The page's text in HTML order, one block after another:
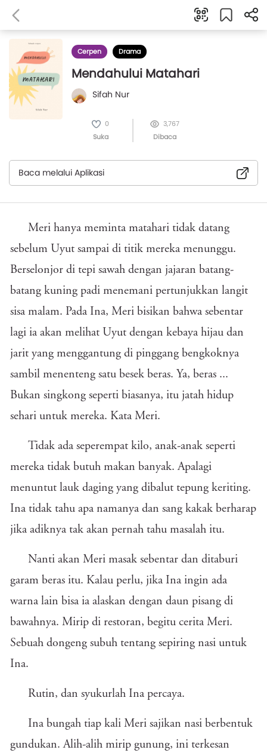
Cerpen Drama
Mendahului Matahari
Sifah Nur
0
Suka
3,767
Dibaca
Baca melalui Aplikasi
Meri hanya meminta matahari tidak datang
sebelum Uyut sampai di titik mereka menunggu.
Berselonjor di tepi sawah dengan jajaran batang-
batang kuning padi menemani pertunjukkan langit
sisa malam. Pada Ina, Meri bisikan bahwa sebentar
lagi ia akan melihat Uyut dengan kebaya hijau dan
jarit yang menggantung di pinggang bengkoknya
sambil menenteng satu besek beras. Ya, beras ...
Bukan singkong seperti biasanya, itu jatah hidup
sehari untuk mereka. Kata Meri.
Tidak ada seperempat kilo, anak-anak seperti
mereka tidak butuh makan banyak. Apalagi
menuntut lauk daging yang dibalut tepung keriting.
Ina tidak tahu apa namanya dan sang kakak berharap
jika adiknya tak akan pernah tahu masalah itu.
Nanti akan Meri masak sebentar dan ditaburi
garam beras itu. Kalau perlu, jika Ina ingin ada
warna lain bisa ia alaskan dengan daun pisang di
bawahnya. Mirip di restoran, begitu cerita Meri.
Sebuah dongeng subuh tentang sepiring nasi untuk
Ina.
Rutin, dan syukurlah Ina percaya.
Ina bungah tiap kali Meri sajikan nasi berbentuk
gundukan. Alih-alih mirip gunung, ini terkesan